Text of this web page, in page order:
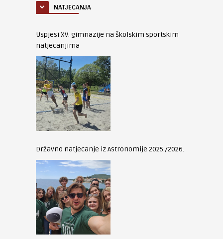
NATJECANJA
Uspjesi XV. gimnazije na školskim sportskim
natjecanjima
Državno natjecanje iz Astronomije 2025./2026.